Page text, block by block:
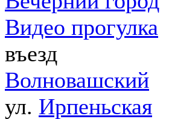
Видео прогулка
въезд
Волновашский
ул. Ирпеньская